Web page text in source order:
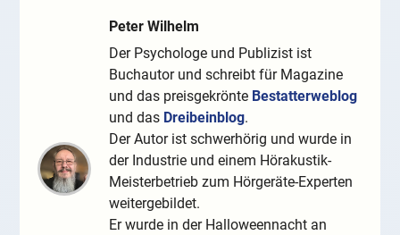
Peter Wilhelm
Der Psychologe und Publizist ist
Buchautor und schreibt für Magazine
und das preisgekrönte Bestatterweblog
und das Dreibeinblog.
Der Autor ist schwerhörig und wurde in
der Industrie und einem Hörakustik-
Meisterbetrieb zum Hörgeräte-Experten
weitergebildet.
Er wurde in der Halloweennacht an